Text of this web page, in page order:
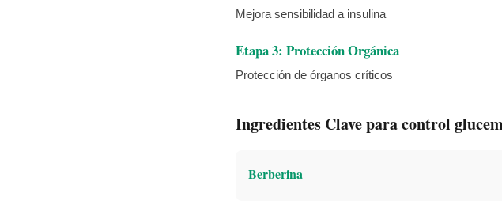
Mejora sensibilidad a insulina
Etapa 3: Protección Orgánica
Protección de órganos críticos
Ingredientes Clave para control
Berberina